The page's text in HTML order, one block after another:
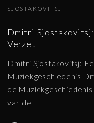
SJOSTAKOVITSJ
Dmitri
Verzet
Dmitri Sjostakovitsj:
Muziekgeschiedenis
de
van de…